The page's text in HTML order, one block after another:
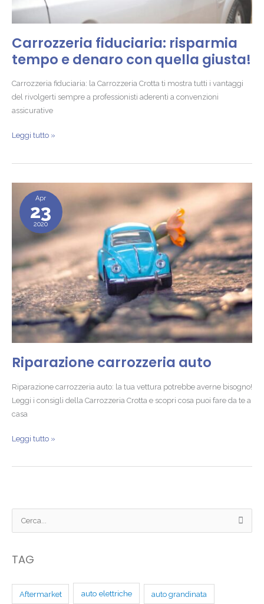
Carrozzeria fiduciaria: risparmia
tempo e denaro con quella giusta!
Carrozzeria fiduciaria: la Carrozzeria Crotta ti mostra tutti i vantaggi
del rivolgerti sempre a professionisti aderenti a convenzioni
assicurative
Leggi tutto »
Apr
23
2020
Riparazione carrozzeria auto
Riparazione carrozzeria auto: la tua vettura potrebbe averne bisogno!
Leggi i consigli della Carrozzeria Crotta e scopri cosa puoi fare da te a
casa
Riparazione
carrozzeria
auto
Leggi tutto »
TAG
Aftermarket auto elettriche auto grandinata